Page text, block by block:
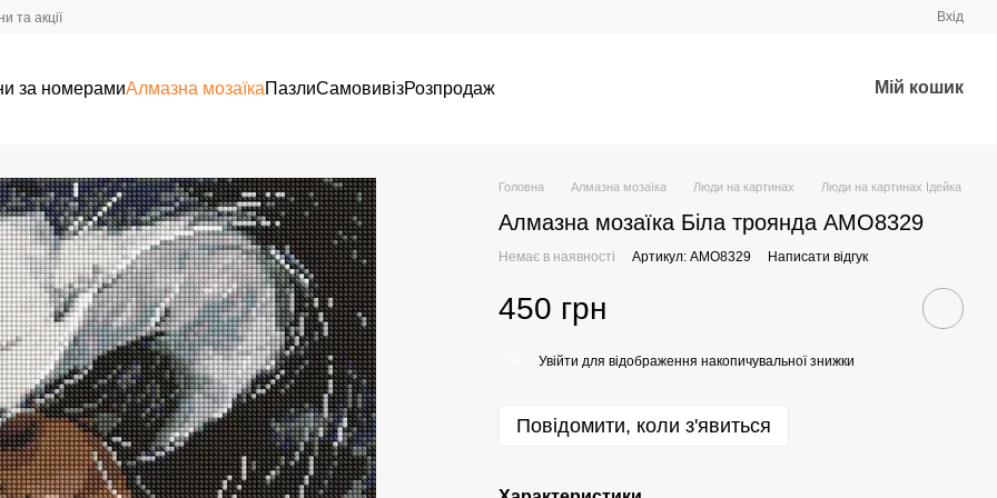
та акції Вхід
за номерамиАлмазна мозаїкаПазлиСамовивізРозпродаж Мій кошик
Головна Алмазна мозаїка Люди на картинах Люди на картинах Ідейка
Алмазна мозаїка Біла троянда AMO8329
Немає в наявності Артикул: AMO8329 Написати відгук
450 грн
Увійти для відображення накопичувальної знижки
Повідомити, коли з'явиться